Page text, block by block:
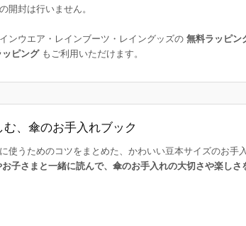
開封は行いません。
ンウエア・レインブーツ・レイングッズの 無料ラッピン
ピングもご利用いただけます。
む、傘のお手入れブック
使うためのコツをまとめた、かわいい豆本サイズのお手
お子さまと一緒に読んで、傘のお手入れの大切さや楽し